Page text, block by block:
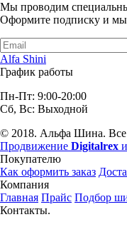
Мы проводим
Оформите подписку и мы
Alfa Shini
График работы
Пн-Пт: 9:00-20:00
Сб, Вс: Выходной
© 2018. Альфа Шина.
Продвижение Digitalrex
Покупателю
Как оформить заказ
Компания
Главная Прайс Подбор
Контакты.